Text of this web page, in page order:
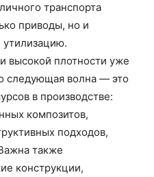
транспорта
приводы, но и
утилизацию.
высокой плотности уже
следующая волна — это
в производстве:
композитов,
подходов,
также
конструкции,